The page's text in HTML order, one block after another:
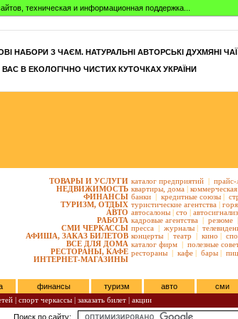
техническая и информационная поддержка...
НАБОРИ З ЧАЄМ. НАТУРАЛЬНІ АВТОРСЬКІ ДУХМЯНІ ЧАЇ
В ЕКОЛОГІЧНО ЧИСТИХ КУТОЧКАХ УКРАЇНИ
ТОВАРЫ И УСЛУГИ
НЕДВИЖИМОСТЬ
ФИНАНСЫ
ТУРИЗМ, ОТДЫХ
АВТО
РАБОТА
СМИ ЧЕРКАССЫ
АФИША, ЗАКАЗ БИЛЕТОВ
ВСЕ ДЛЯ ДОМА
РЕСТОРАНЫ, КАФЕ
ИНТЕРНЕТ-МАГАЗИНЫ
каталог предприятий | прайс-
квартиры, дома |
банки | кредитные союзы |
туристические агентства |
автосалоны | сто |
кадровые агентства | резюме |
пресса | журналы |
концерты | театр | кино |
каталог фирм | полезные
рестораны | кафе | бары |
финансы туризм авто сми
| спорт черкассы | заказать билет | акции
Поиск по сайту: